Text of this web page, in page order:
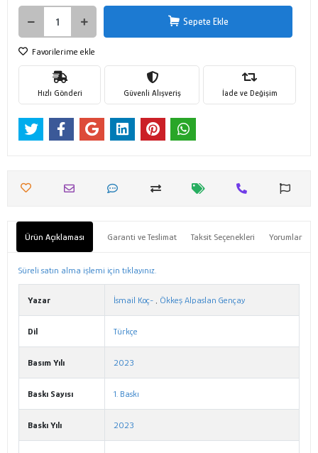
Sepete Ekle
Favorilerime ekle
Hızlı Gönderi Güvenli Alışveriş İade ve Değişim
Ürün Açıklaması Garanti ve Teslimat Taksit Seçenekleri Yorumlar
Süreli satın alma işlemi için tıklayınız.
Yazar İsmail Koç- , Ökkeş Alpaslan Gençay
Dil Türkçe
Basım Yılı 2023
Baskı Sayısı 1. Baskı
Baskı Yılı 2023